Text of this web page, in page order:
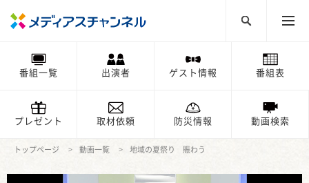
番組一覧 出演者 ゲスト情報 番組表
プレゼント 取材依頼 防災情報 動画検索
トップページ 動画一覧 地域の夏祭り 賑わう